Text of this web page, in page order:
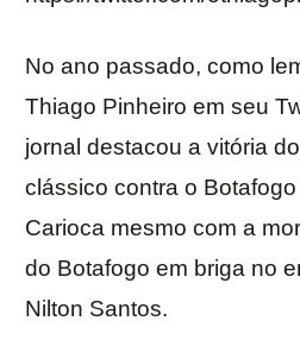
No ano passado, como
Thiago Pinheiro em seu
jornal destacou a vitória
clássico contra o
Carioca mesmo com a
do Botafogo em briga no
Nilton Santos.